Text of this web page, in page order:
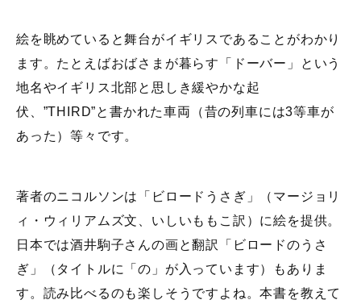
絵を眺めていると舞台がイギリスであることがわかり
ます。たとえばおばさまが暮らす「ドーバー」という
地名やイギリス北部と思しき緩やかな起
伏、”THIRD”と書かれた車両（昔の列車には3等車が
あった）等々です。
著者のニコルソンは「ビロードうさぎ」（マージョリ
ィ・ウィリアムズ文、いしいももこ訳）に絵を提供。
日本では酒井駒子さんの画と翻訳「ビロードのうさ
ぎ」（タイトルに「の」が入っています）もありま
す。読み比べるのも楽しそうですよね。本書を教えて